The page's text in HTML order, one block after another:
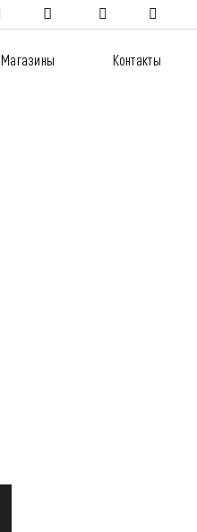
Магазины Контакты